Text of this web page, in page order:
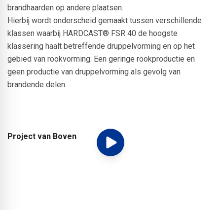
brandhaarden op andere plaatsen.
Hierbij wordt onderscheid gemaakt tussen verschillende
klassen waarbij HARDCAST® FSR 40 de hoogste
klassering haalt betreffende druppelvorming en op het
gebied van rookvorming. Een geringe rookproductie en
geen productie van druppelvorming als gevolg van
brandende delen.
Project van Boven